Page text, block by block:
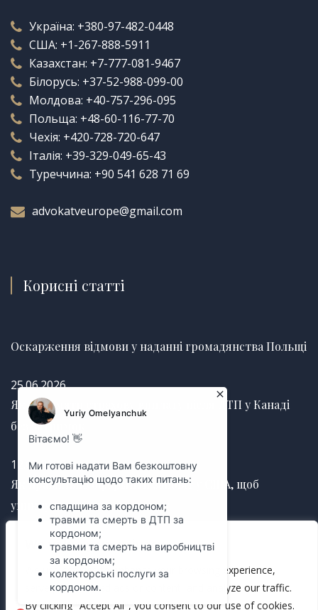
We value your privacy
We use cookies to enhance your browsing experience,
serve personalized ads or content, and analyze our traffic.
By clicking "Accept All", you consent to our use of cookies.
Україна: +380-97-482-0448
США: +1-267-888-5911
Казахстан: +7-777-081-9467
Білорусь: +37-52-988-099-00
Молдова: +40-757-296-095
Польща: +48-60-116-77-70
Чехія: +420-728-720-647
Італія: +39-329-049-65-43
Туреччина: +90 541 628 71 69
advokatveurope@gmail.com
Корисні статті
Оскарження відмови у наданні громадянства Польщі
25.06.2026
Як отримати страхову виплату після ДТП у Канаді
без затримок
12.03.2025
Як правильно оформити заповіт у США, щоб
уникнути судових суперечок
12.03.2025